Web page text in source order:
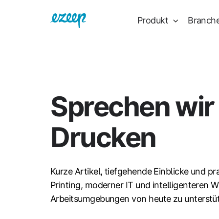
Produkt
Sprechen
Drucken
Kurze Artikel, tiefgehende Einblicke und
Printing, moderner IT und intelligenteren
Arbeitsumgebungen von heute zu